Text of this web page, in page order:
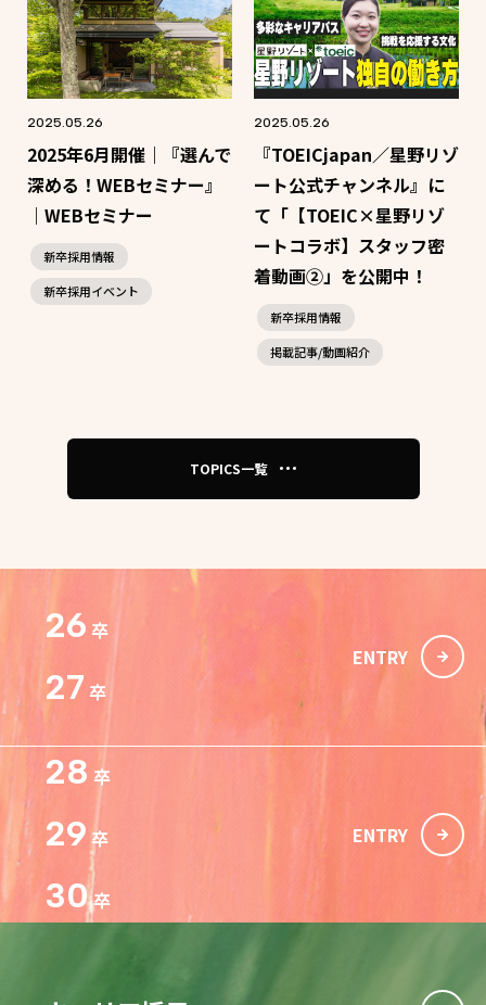
2025.05.26
2025年6月開催｜『選んで
深める！WEBセミナー』
｜WEBセミナー
新卒採用情報
新卒採用イベント
2025.05.26
『TOEICjapan／星野リゾ
ート公式チャンネル』に
て「【TOEIC×星野リゾ
ートコラボ】スタッフ密
着動画②」を公開中！
新卒採用情報
掲載記事/動画紹介
TOPICS一覧
26 卒
27 卒
ENTRY
28 卒
29 卒
30卒
ENTRY